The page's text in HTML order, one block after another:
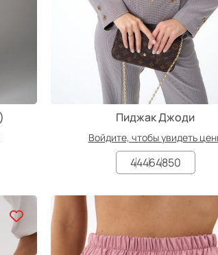
Пиджак Джоди
Войдите, чтобы увидеть
44464850